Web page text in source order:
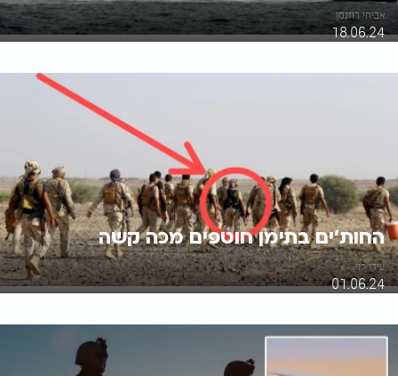
אביחי רוזנמן
18.06.24
החות'ים בתימן חוטפים מכה קשה
עידו לוי
01.06.24